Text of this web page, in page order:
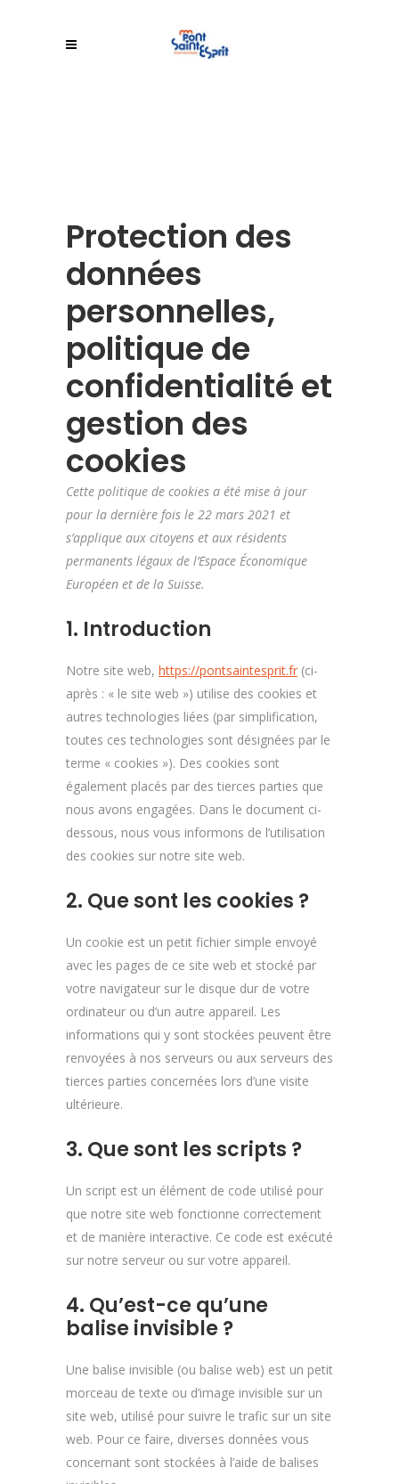
Protection des
données
personnelles,
politique de
confidentialité et
gestion des
cookies
Cette politique de cookies a été mise à jour
pour la dernière fois le 22 mars 2021 et
s’applique aux citoyens et aux résidents
permanents légaux de l’Espace Économique
Européen et de la Suisse.
1. Introduction
Notre site web, https://pontsaintesprit.fr (ci-
après : « le site web ») utilise des cookies et
autres technologies liées (par simplification,
toutes ces technologies sont désignées par le
terme « cookies »). Des cookies sont
également placés par des tierces parties que
nous avons engagées. Dans le document ci-
dessous, nous vous informons de l’utilisation
des cookies sur notre site web.
2. Que sont les cookies ?
Un cookie est un petit fichier simple envoyé
avec les pages de ce site web et stocké par
votre navigateur sur le disque dur de votre
ordinateur ou d’un autre appareil. Les
informations qui y sont stockées peuvent être
renvoyées à nos serveurs ou aux serveurs des
tierces parties concernées lors d’une visite
ultérieure.
3. Que sont les scripts ?
Un script est un élément de code utilisé pour
que notre site web fonctionne correctement
et de manière interactive. Ce code est exécuté
sur notre serveur ou sur votre appareil.
4. Qu’est-ce qu’une
balise invisible ?
Une balise invisible (ou balise web) est un petit
morceau de texte ou d’image invisible sur un
site web, utilisé pour suivre le trafic sur un site
web. Pour ce faire, diverses données vous
concernant sont stockées à l’aide de balises